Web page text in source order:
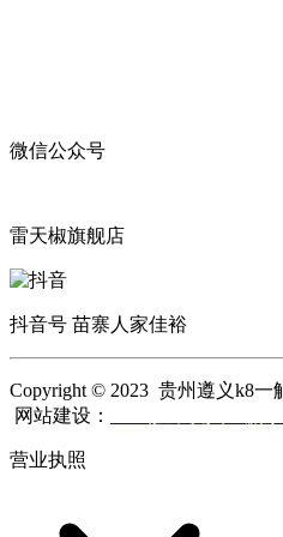
微信公众号
雷天椒旗舰店
抖音号 苗寨人家佳裕
Copyright © 2023 贵州遵义k8一
网站建设：
营业执照